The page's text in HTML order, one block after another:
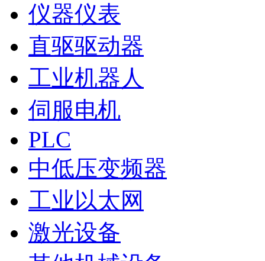
仪器仪表
直驱驱动器
工业机器人
伺服电机
PLC
中低压变频器
工业以太网
激光设备